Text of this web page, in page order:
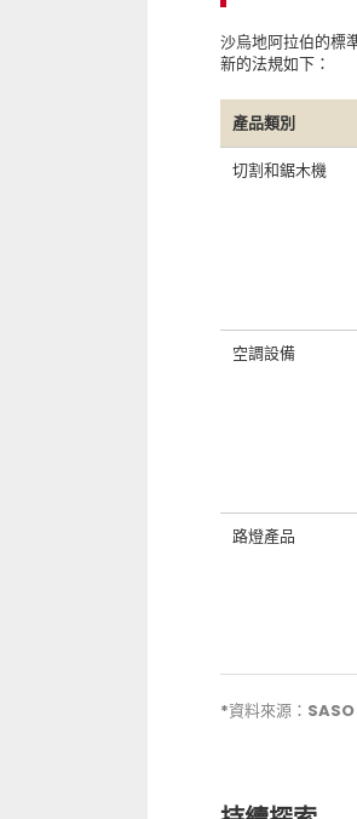
沙烏地阿拉伯的
新的法規如下：
產品類別
切割和鋸木機
空調設備
路燈產品
*資料來源：SASO